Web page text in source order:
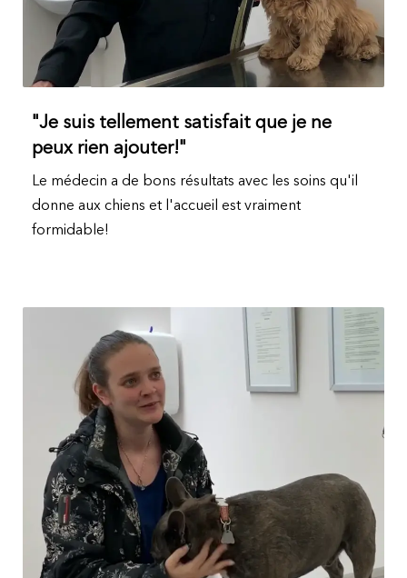
"Je suis tellement satisfait que je ne
peux rien ajouter!"
Le médecin a de bons résultats avec les soins qu'il
donne aux chiens et l'accueil est vraiment
formidable!